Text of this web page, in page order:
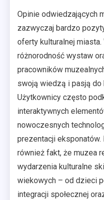
Opinie odwiedzających
zazwyczaj bardzo
oferty kulturalnej
różnorodność wystaw
pracowników
swoją wiedzą i pasją
Użytkownicy często
interaktywnych
nowoczesnych
prezentacji
również fakt, że muzea
wydarzenia kulturalne
wiekowych – od dzieci
integracji społecznej